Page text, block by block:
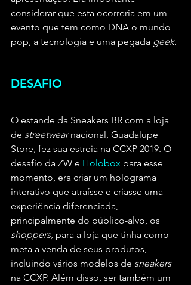
considerar que esta ocorreria em um
evento que tem como DNA o mundo
pop, a tecnologia e uma pegada geek.
DESAFIO
O estande da Sneakers BR com a loja
de streetwear nacional, Guadalupe
Store, fez sua estreia na CCXP 2019. O
desafio da ZW e Holobox para esse
momento, era criar um holograma
interativo que atraísse e criasse uma
experiência diferenciada,
principalmente do público-alvo, os
shoppers, para a loja que tinha como
meta a venda de seus produtos,
incluindo vários modelos de sneakers
na CCXP. Além disso, ser também um